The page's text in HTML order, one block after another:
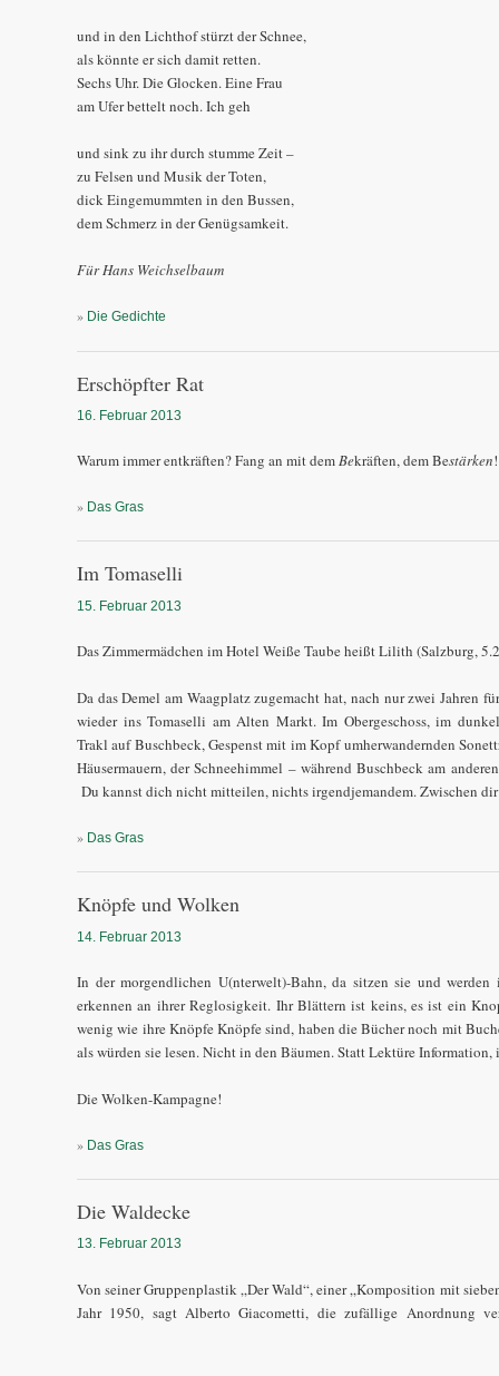
und in den Lichthof stürzt der Schnee,
als könnte er sich damit retten.
Sechs Uhr. Die Glocken. Eine Frau
am Ufer bettelt noch. Ich geh
und sink zu ihr durch stumme Zeit –
zu Felsen und Musik der Toten,
dick Eingemummten in den Bussen,
dem Schmerz in der Genügsamkeit.
Für Hans Weichselbaum
» Die Gedichte
Erschöpfter Rat
16. Februar 2013
Warum immer entkräften? Fang an mit demBekräften, dem Bestärken!
» Das Gras
Im Tomaselli
15. Februar 2013
Das Zimmermädchen im Hotel Weiße Taube heißt Lilith (Salzburg,
Da das Demel am Waagplatz zugemacht hat, nach nur zwei Jahren
wieder ins Tomaselli am Alten Markt. Im Obergeschoss, im
Trakl auf Buschbeck, Gespenst mit im Kopf umherwandernden
Häusermauern, der Schneehimmel – während Buschbeck am
Du kannst dich nicht mitteilen, nichts irgendjemandem. Zwischen
» Das Gras
Knöpfe und Wolken
14. Februar 2013
In der morgendlichen U(nterwelt)-Bahn, da sitzen sie und werden
erkennen an ihrer Reglosigkeit. Ihr Blättern ist keins, es ist ein
wenig wie ihre Knöpfe Knöpfe sind, haben die Bücher noch mit
als würden sie lesen. Nicht in den Bäumen. Statt Lektüre
Die Wolken-Kampagne!
» Das Gras
Die Waldecke
13. Februar 2013
Von seiner Gruppenplastik „Der Wald“, einer „Komposition mit
Jahr 1950, sagt Alberto Giacometti, die zufällige Anordnung